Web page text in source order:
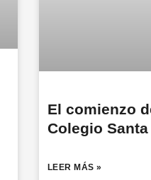
El comienzo
Colegio
LEER MÁS »